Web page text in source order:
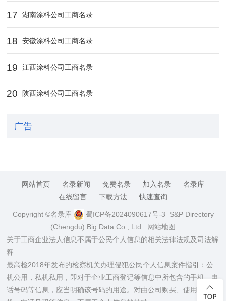
17 湖南涂料公司工商名录
18 安徽涂料公司工商名录
19 江西涂料公司工商名录
20 陕西涂料公司工商名录
广告
网站首页 名录新闻 免费名录 加入名录
名录库
在线留言
下载方法 快速查询
Copyright ©名录库 蜀ICP备2024090617号-3 S&P Directory
(Chengdu) Big Data Co., Ltd
网站地图
关于工商企业法人信息不属于公民个人信息的相关法律法规及司法解
释
最高检2018年发布的检察机关办理侵犯公民个人信息案件指引：公
机公用，私机私用，即对于企业工商登记等信息中所包含的手机、电
话号码等信息，应当明确该号码的用途。对由公司购买、使用的手